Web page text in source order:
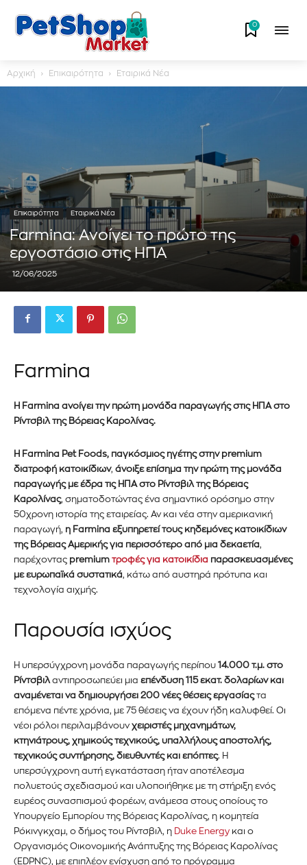
0
Αρχική Επικαιρότητα Εταιρικά Νέα
Επικαιρότητα Εταιρικά Νέα
Farmina: Ανοίγει το πρώτο της
εργοστάσιο στις ΗΠΑ
12/06/2025
Farmina
Η Farmina ανοίγει την πρώτη μονάδα παραγωγής στις ΗΠΑ στο
Ρίντσβιλ της Βόρειας Καρολίνας.
Η Farmina Pet Foods, παγκόσμιος ηγέτης στην premium
διατροφή κατοικίδιων, άνοιξε επίσημα την πρώτη της μονάδα
παραγωγής με έδρα τις ΗΠΑ στο Ρίντσβιλ της Βόρειας
Καρολίνας, σηματοδοτώντας ένα σημαντικό ορόσημο στην
50χρονη ιστορία της εταιρείας. Αν και νέα στην αμερικανική
παραγωγή, η Farmina εξυπηρετεί τους κηδεμόνεςκατοικίδιων
της Βόρειας Αμερικής για περισσότερο από μια δεκαετία,
παρέχοντας premium τροφές για κατοικίδια παρασκευασμένες
με ευρωπαϊκά συστατικά, κάτω από αυστηρά πρότυπα και
τεχνολογία αιχμής.
Παρουσία ισχύος
Η υπερσύγχρονη μονάδα παραγωγής περίπου 14.000 τ.μ. στο
Ρίντσβιλ αντιπροσωπεύει μια επένδυση 115 εκατ. δολαρίων και
αναμένεται να δημιουργήσει 200 νέες θέσεις εργασίαςτα
επόμενα πέντε χρόνια, με 75 θέσεις να έχουν ήδη καλυφθεί. Οι
νέοι ρόλοι περιλαμβάνουνχειριστές μηχανημάτων,
κτηνιάτρους, χημικούς τεχνικούς, υπαλλήλους αποστολής,
τεχνικούς συντήρησης, διευθυντές και επόπτες. Η
υπερσύγχρονη αυτή εγκατάσταση ήταν αποτέλεσμα
πολυετούς σχεδιασμού και υλοποιήθηκε με τη στήριξη ενός
ευρέος συνασπισμού φορέων, ανάμεσα στους οποίους το
Υπουργείο Εμπορίου της Βόρειας Καρολίνας, η κομητεία
Ρόκινγκχαμ, ο δήμος του Ρίντσβιλ, η Duke Energy και ο
Οργανισμός Οικονομικής Ανάπτυξης της Βόρειας Καρολίνας
(EDPNC), με επιπλέον ενίσχυση από το πρόγραμμα